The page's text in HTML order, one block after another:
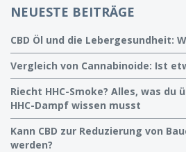
NEUESTE BEITRÄGE
CBD Öl und die Lebergesundheit:
Vergleich von Cannabinoide: Ist
Riecht HHC-Smoke? Alles, was du
HHC-Dampf wissen musst
Kann CBD zur Reduzierung von
werden?